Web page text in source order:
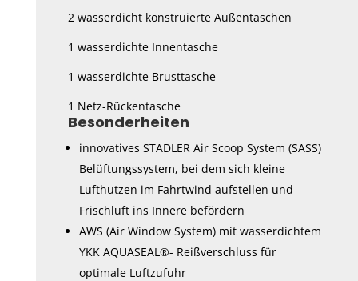
2 wasserdicht konstruierte Außentaschen
1 wasserdichte Innentasche
1 wasserdichte Brusttasche
1 Netz-Rückentasche
Besonderheiten
innovatives STADLER Air Scoop System (SASS)
Belüftungssystem, bei dem sich kleine
Lufthutzen im Fahrtwind aufstellen und
Frischluft ins Innere befördern
AWS (Air Window System) mit wasserdichtem
YKK AQUASEAL®- Reißverschluss für
optimale Luftzufuhr